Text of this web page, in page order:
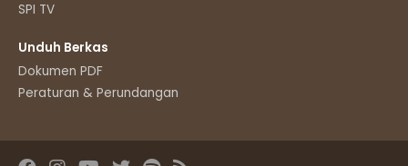
SPI TV
Unduh Berkas
Dokumen PDF
Peraturan & Perundangan